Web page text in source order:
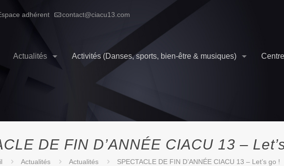
adhérent contact@ciacu13.com
Actualités Activités (Danses, sports, bien-être & musiques)
DE FIN D’ANNÉE CIACU 13 –
Actualités Actualités SPECTACLE DE FIN D’ANNÉE CIACU 13 – Let’s go !